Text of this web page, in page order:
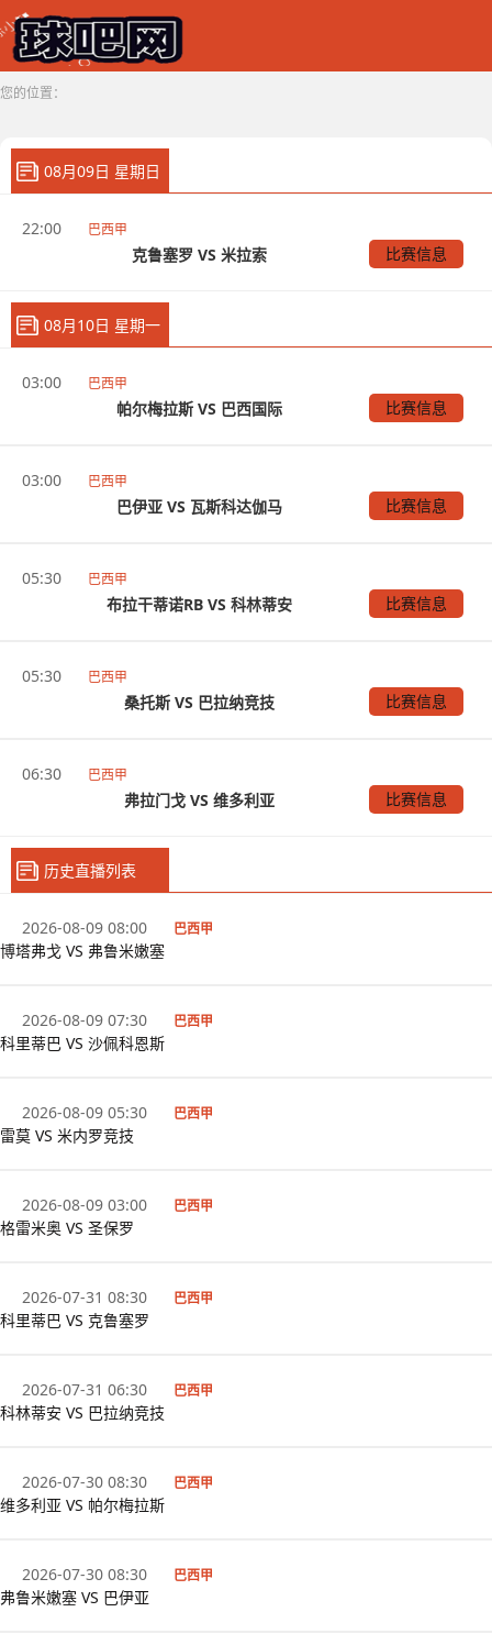
您的位置：
08月09日 星期日
22:00 巴西甲
克鲁塞罗 VS 米拉索 比赛信息
08月10日 星期一
03:00 巴西甲
帕尔梅拉斯 VS 巴西国际 比赛信息
03:00 巴西甲
巴伊亚 VS 瓦斯科达伽马 比赛信息
05:30 巴西甲
布拉干蒂诺RB VS 科林蒂安 比赛信息
05:30 巴西甲
桑托斯 VS 巴拉纳竞技 比赛信息
06:30 巴西甲
弗拉门戈 VS 维多利亚 比赛信息
历史直播列表
2026-08-09 08:00 巴西甲
博塔弗戈 VS 弗鲁米嫩塞
2026-08-09 07:30 巴西甲
科里蒂巴 VS 沙佩科恩斯
2026-08-09 05:30 巴西甲
雷莫 VS 米内罗竞技
2026-08-09 03:00 巴西甲
格雷米奥 VS 圣保罗
2026-07-31 08:30 巴西甲
科里蒂巴 VS 克鲁塞罗
2026-07-31 06:30 巴西甲
科林蒂安 VS 巴拉纳竞技
2026-07-30 08:30 巴西甲
维多利亚 VS 帕尔梅拉斯
2026-07-30 08:30 巴西甲
弗鲁米嫩塞 VS 巴伊亚